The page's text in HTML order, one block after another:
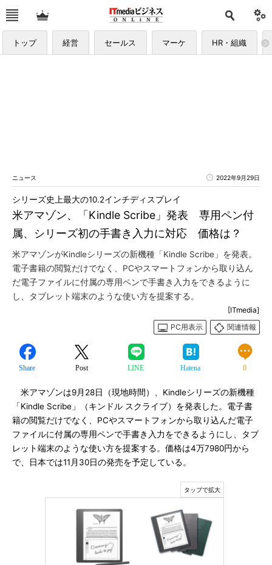
トップ 経営 セールス マーケ HR・組織
ニュース 2022年9月29日
米アマゾン、「Kindle Scribe」発表 専用ペン付
属、シリーズ初の手書き入力に対応 価格は？
シリーズ史上最大の10.2インチディスプレイ
米アマゾンがKindleシリーズの新機種「Kindle Scribe」を発表。
電子書籍の閲覧だけでなく、PCやスマートフォンから取り込ん
だ電子ファイルに付属の専用ペンで手書き入力をできるように
し、タブレット端末のような使い方を提案する。
[ITmedia]
PC用表示
関連情報
Share Post LINE Hatena 0
米アマゾンは9月28日（現地時間）、Kindleシリーズの新機種
「Kindle Scribe」（キンドル スクライブ）を発表した。電子書
籍の閲覧だけでなく、PCやスマートフォンから取り込んだ電子
ファイルに付属の専用ペンで手書き入力をできるようにし、タブ
レット端末のような使い方を提案する。価格は4万7980円から
で、日本では11月30日の発売を予定している。